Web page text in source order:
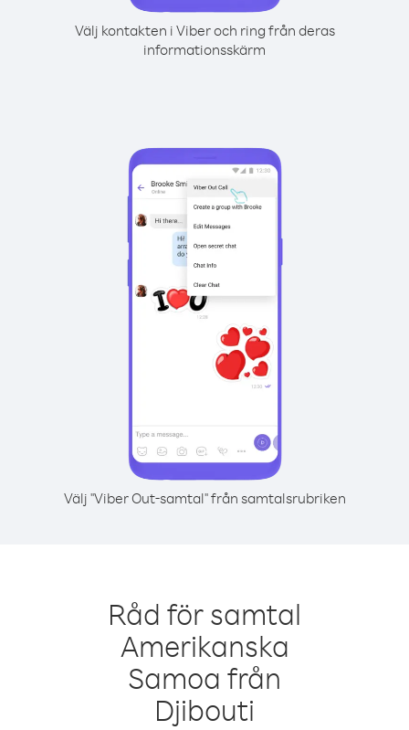
Välj kontakten i Viber och ring från deras
informationsskärm
Välj "Viber Out-samtal" från samtalsrubriken
Råd för samtal
Amerikanska
Samoa från
Djibouti